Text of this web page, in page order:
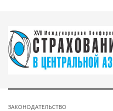
ЗАКОНОДАТЕЛЬСТВО